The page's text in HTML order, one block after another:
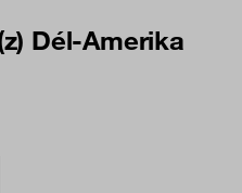
Dél-Amerika